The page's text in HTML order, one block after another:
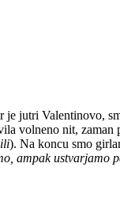
jutri Valentinovo,
volneno nit,
). Na koncu smo
ampak ustvarjamo